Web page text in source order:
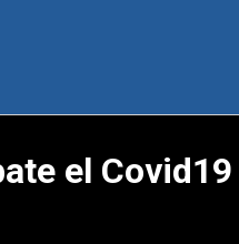
el Covid19